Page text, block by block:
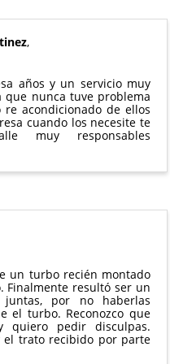
con la legislación
sido montado ni
,
años y un servicio muy
nunca tuve problema
acondicionado de ellos
cuando los necesite te
muy responsables
un turbo recién montado
Finalmente resultó ser un
por no haberlas
el turbo. Reconozco que
pedir disculpas.
el trato recibido por parte